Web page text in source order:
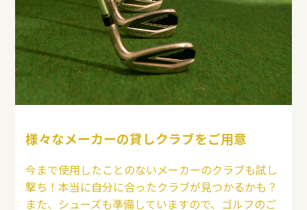
様々なメーカーの貸しクラブをご用意
今まで使用したことのないメーカーのクラブも試し
撃ち！本当に自分に合ったクラブが見つかるかも？
また、シューズも準備していますので、ゴルフのご